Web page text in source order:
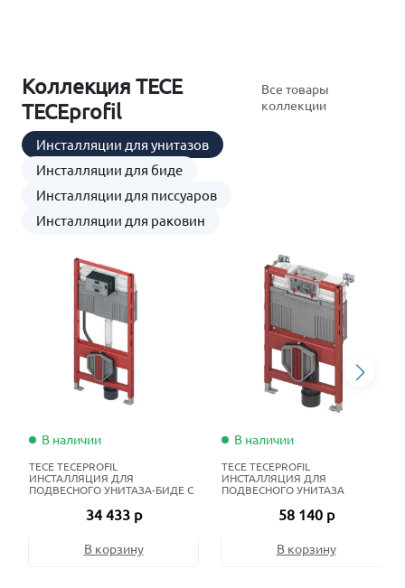
Коллекция TECE
TECEprofil
Все товары
коллекции
Инсталляции для унитазов
Инсталляции для биде
Инсталляции для писсуаров
Инсталляции для раковин
В наличии
TECE TECEPROFIL
ИНСТАЛЛЯЦИЯ ДЛЯ
ПОДВЕСНОГО УНИТАЗА-БИДЕ С
34 433 р
В корзину
В наличии
TECE TECEPROFIL
ИНСТАЛЛЯЦИЯ ДЛЯ
ПОДВЕСНОГО УНИТАЗА
58 140 р
В корзину